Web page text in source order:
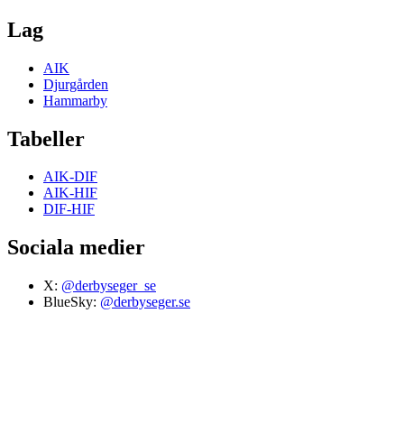
Lag
AIK
Djurgården
Hammarby
Tabeller
AIK-DIF
AIK-HIF
DIF-HIF
Sociala medier
X: @derbyseger_se
BlueSky: @derbyseger.se